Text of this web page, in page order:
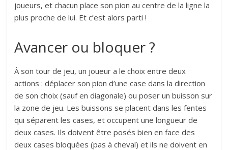
joueurs, et chacun place son pion au centre de la ligne la
plus proche de lui. Et c’est alors parti !
Avancer ou bloquer ?
À son tour de jeu, un joueur a le choix entre deux
actions : déplacer son pion d’une case dans la direction
de son choix (sauf en diagonale) ou poser un buisson sur
la zone de jeu. Les buissons se placent dans les fentes
qui séparent les cases, et occupent une longueur de
deux cases. Ils doivent être posés bien en face des
deux cases bloquées (pas à cheval) et ils ne doivent en